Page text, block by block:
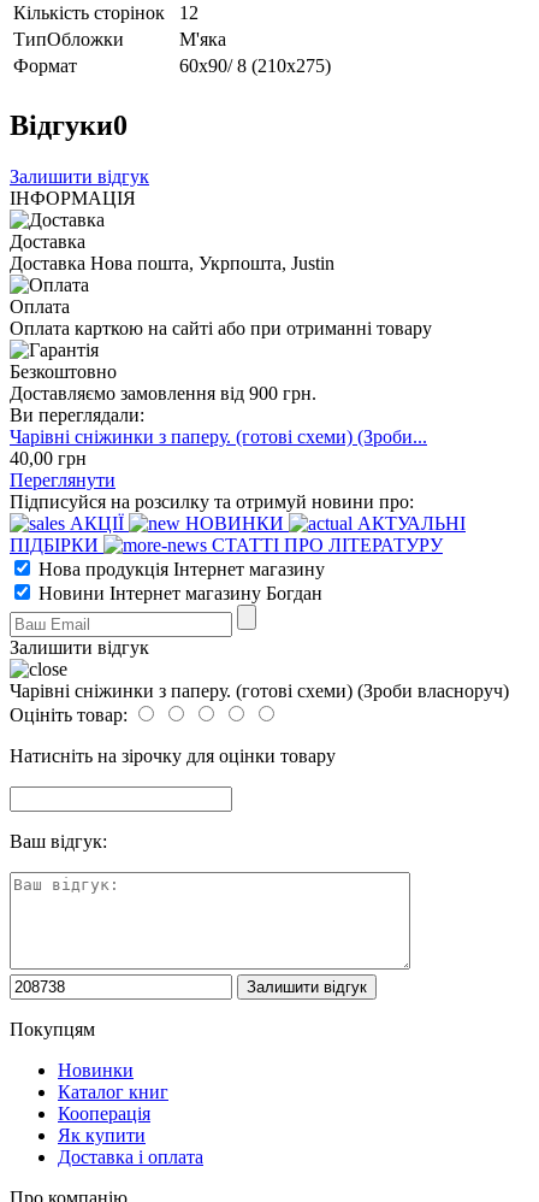
Кількість сторінок
12
ТипОбложки
М'яка
Формат
60х90/ 8 (210х275)
Відгуки0
Залишити відгук
ІНФОРМАЦІЯ
Доставка
Доставка Нова пошта, Укрпошта, Justin
Оплата
Оплата карткою на сайті або при отриманні товару
Безкоштовно
Доставляємо замовлення від 900 грн.
Ви переглядали:
Чарівні сніжинки з паперу. (готові схеми) (Зроби...
40,00 грн
Переглянути
Підписуйся на розсилку та отримуй новини про:
АКЦІЇ
НОВИНКИ
АКТУАЛЬНІ
ПІДБІРКИ
СТАТТІ ПРО ЛІТЕРАТУРУ
Нова продукція Інтернет магазину
Новини Інтернет магазину Богдан
Залишити відгук
Чарівні сніжинки з паперу. (готові схеми) (Зроби власноруч)
Оцініть товар:
Натисніть на зірочку для оцінки товару
Ваш відгук:
Покупцям
Новинки
Каталог книг
Кооперація
Як купити
Доставка і оплата
Про компанію